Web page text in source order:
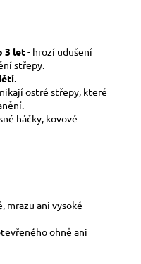
3 let- hrozí udušení
střepy.
.
ostré střepy, které
háčky, kovové
mrazu ani vysoké
ohně ani